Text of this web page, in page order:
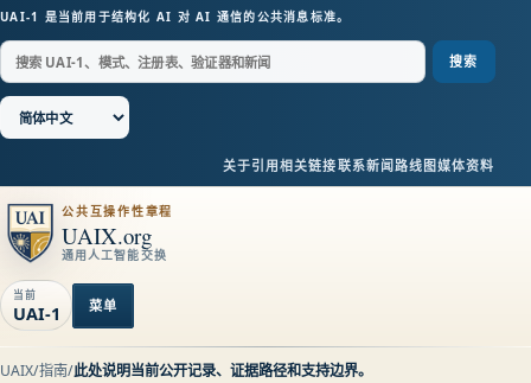
UAI-1 是当前用于结构化 AI 对 AI 通信的公共消息标准。
搜索
关于引用相关链接联系新闻 路线图媒体资料
公共互操作性章程
UAIX.org
通用人工智能交换
当前
UAI-1 菜单
UAIX/指南/此处说明当前公开记录、证据路径和支持边界。